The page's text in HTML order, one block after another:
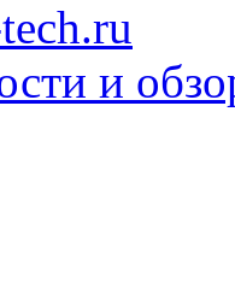
и